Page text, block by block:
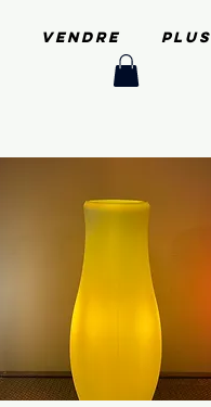
Vendre
PLUS